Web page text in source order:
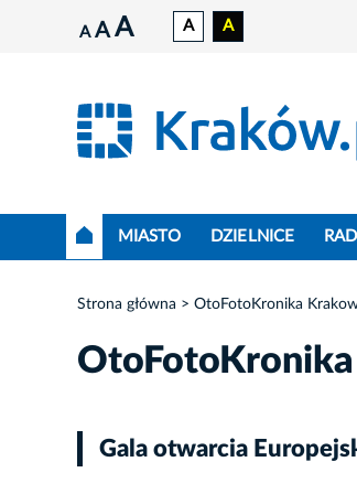
A A A A A
MIASTO DZIELNICE
Strona główna OtoFotoKronika
Gala otwarcia